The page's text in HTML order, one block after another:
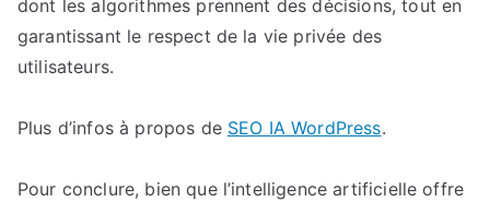
dont les algorithmes prennent des décisions, tout en
garantissant le respect de la vie privée des
utilisateurs.
Plus d’infos à propos de SEO IA WordPress.
Pour conclure, bien que l’intelligence artificielle offre